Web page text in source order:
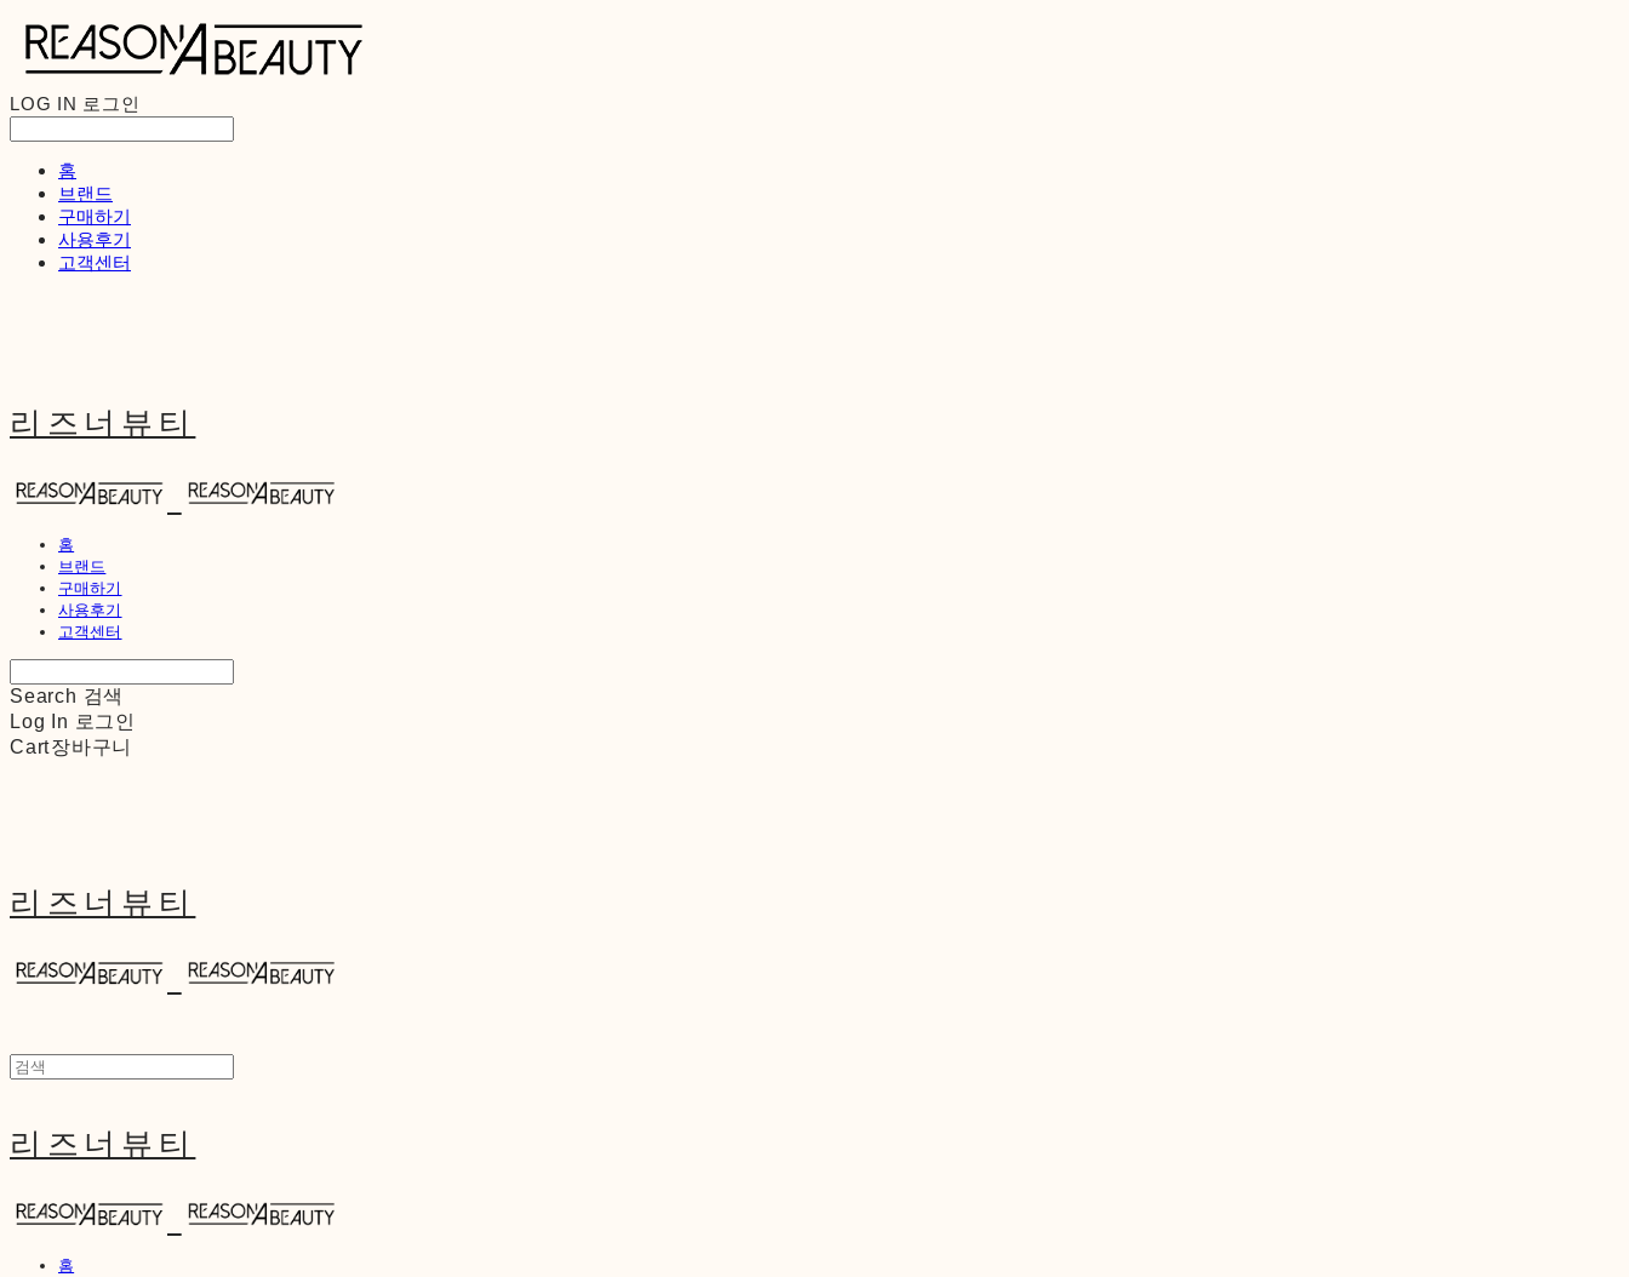
LOG IN 로그인
홈
브랜드
구매하기
사용후기
고객센터
리즈너뷰티
홈
브랜드
구매하기
사용후기
고객센터
Search 검색
Log In 로그인
Cart장바구니
리즈너뷰티
리즈너뷰티
홈